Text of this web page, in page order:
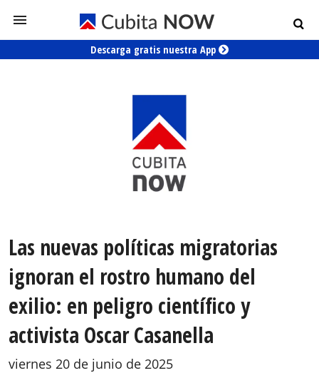
Descarga gratis nuestra App
Las nuevas políticas migratorias
ignoran el rostro humano del
exilio: en peligro científico y
activista Oscar Casanella
viernes 20 de junio de 2025